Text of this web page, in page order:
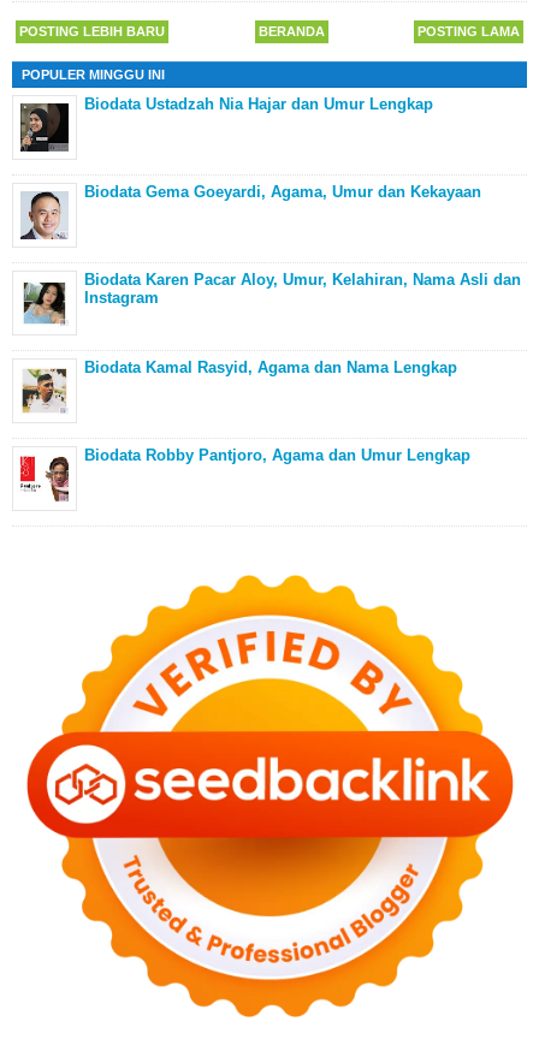
POSTING LEBIH BARU POSTING LAMA
BERANDA
POPULER MINGGU INI
Biodata Ustadzah Nia Hajar dan Umur Lengkap
Biodata Gema Goeyardi, Agama, Umur dan Kekayaan
Biodata Karen Pacar Aloy, Umur, Kelahiran, Nama Asli dan
Instagram
Biodata Kamal Rasyid, Agama dan Nama Lengkap
Biodata Robby Pantjoro, Agama dan Umur Lengkap